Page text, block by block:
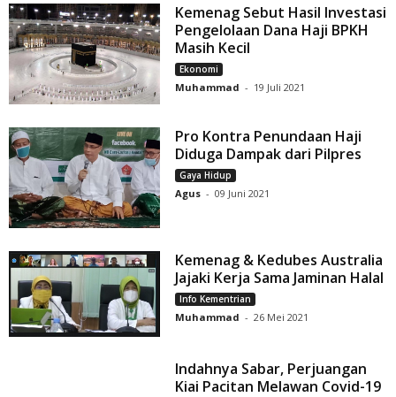
Kemenag Sebut Hasil Investasi
Pengelolaan Dana Haji BPKH
Masih Kecil
Ekonomi
Muhammad - 19 Juli 2021
Pro Kontra Penundaan Haji
Diduga Dampak dari Pilpres
Gaya Hidup
Agus - 09 Juni 2021
Kemenag & Kedubes Australia
Jajaki Kerja Sama Jaminan Halal
Info Kementrian
Muhammad - 26 Mei 2021
Indahnya Sabar, Perjuangan
Kiai Pacitan Melawan Covid-19